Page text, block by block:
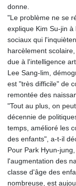
donne.
"Le problème ne se
explique Kim Su-jin
sociaux qui
harcèlement
due à l'intelligence
Lee Sang-lim,
est "très difficile" de
remontée des
"Tout au plus, on
décennie de
temps, amélioré les
des enfants", a-t-il
Pour Park Hyun-
l'augmentation des
classe d'âge des
nombreuse, est